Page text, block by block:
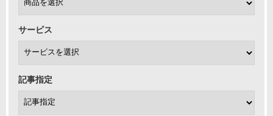
サービス
記事指定